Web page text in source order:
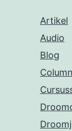
Artikel
Audio
Blog